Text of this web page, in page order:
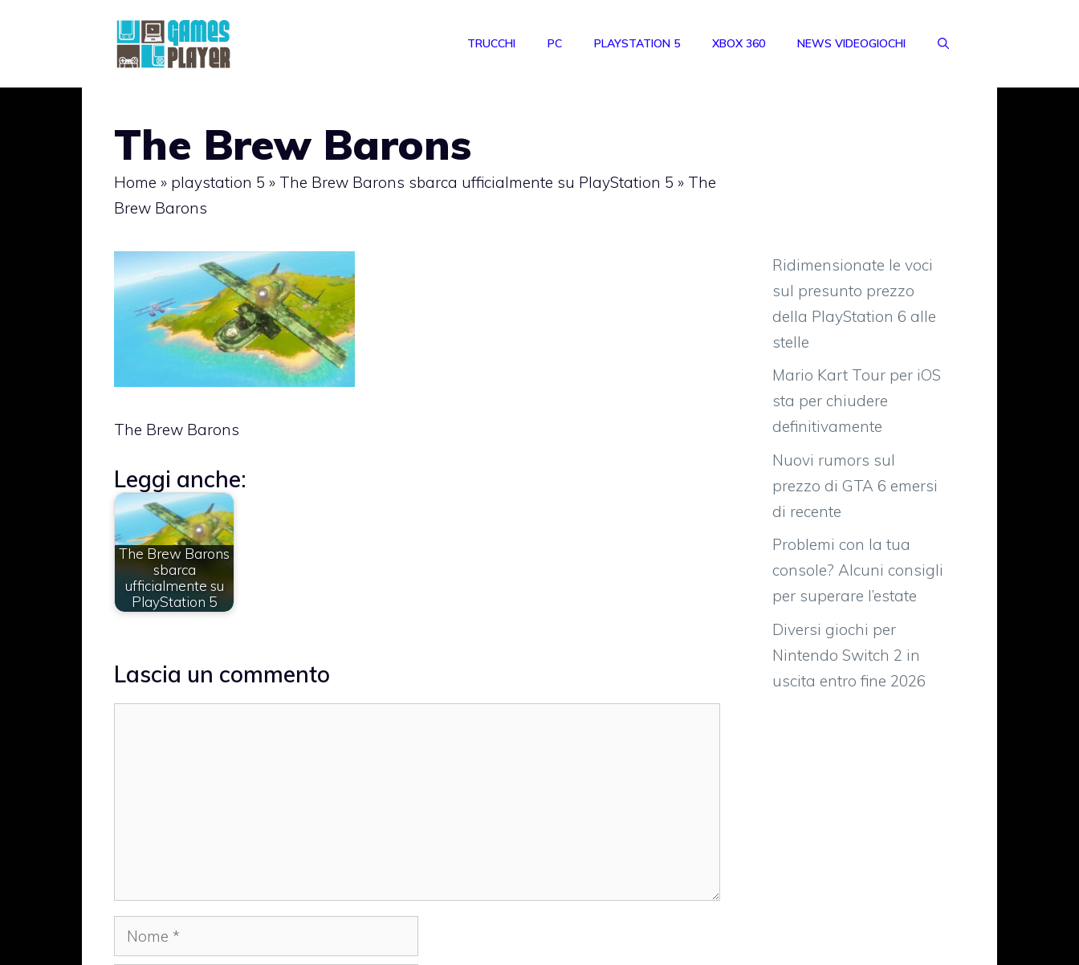
TRUCCHI PC PLAYSTATION 5 XBOX 360 NEWS VIDEOGIOCHI
The Brew Barons
Home » playstation 5 » The Brew Barons sbarca ufficialmente su PlayStation 5 » The
Brew Barons
The Brew Barons
Leggi anche:
The Brew Barons
sbarca
ufficialmente su
PlayStation 5
Lascia un commento
Nome
Ridimensionate le voci
sul presunto prezzo
della PlayStation 6 alle
stelle
Mario Kart Tour per iOS
sta per chiudere
definitivamente
Nuovi rumors sul
prezzo di GTA 6 emersi
di recente
Problemi con la tua
console? Alcuni consigli
per superare l’estate
Diversi giochi per
Nintendo Switch 2 in
uscita entro fine 2026